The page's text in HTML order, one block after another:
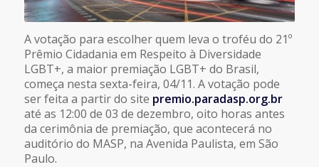
A votação para escolher quem leva o troféu do 21º
Prêmio Cidadania em Respeito à Diversidade
LGBT+, a maior premiação LGBT+ do Brasil,
começa nesta sexta-feira, 04/11. A votação pode
ser feita a partir do site premio.paradasp.org.br
até as 12:00 de 03 de dezembro, oito horas antes
da cerimônia de premiação, que acontecerá no
auditório do MASP, na Avenida Paulista, em São
Paulo.